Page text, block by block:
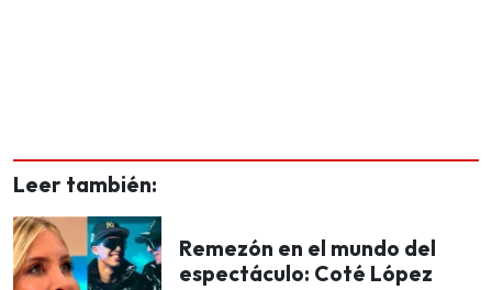
Leer también:
Remezón en el mundo del
espectáculo: Coté López